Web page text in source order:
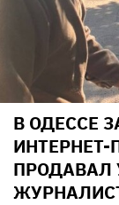
В ОДЕССЕ
ПРОДАВАЛ